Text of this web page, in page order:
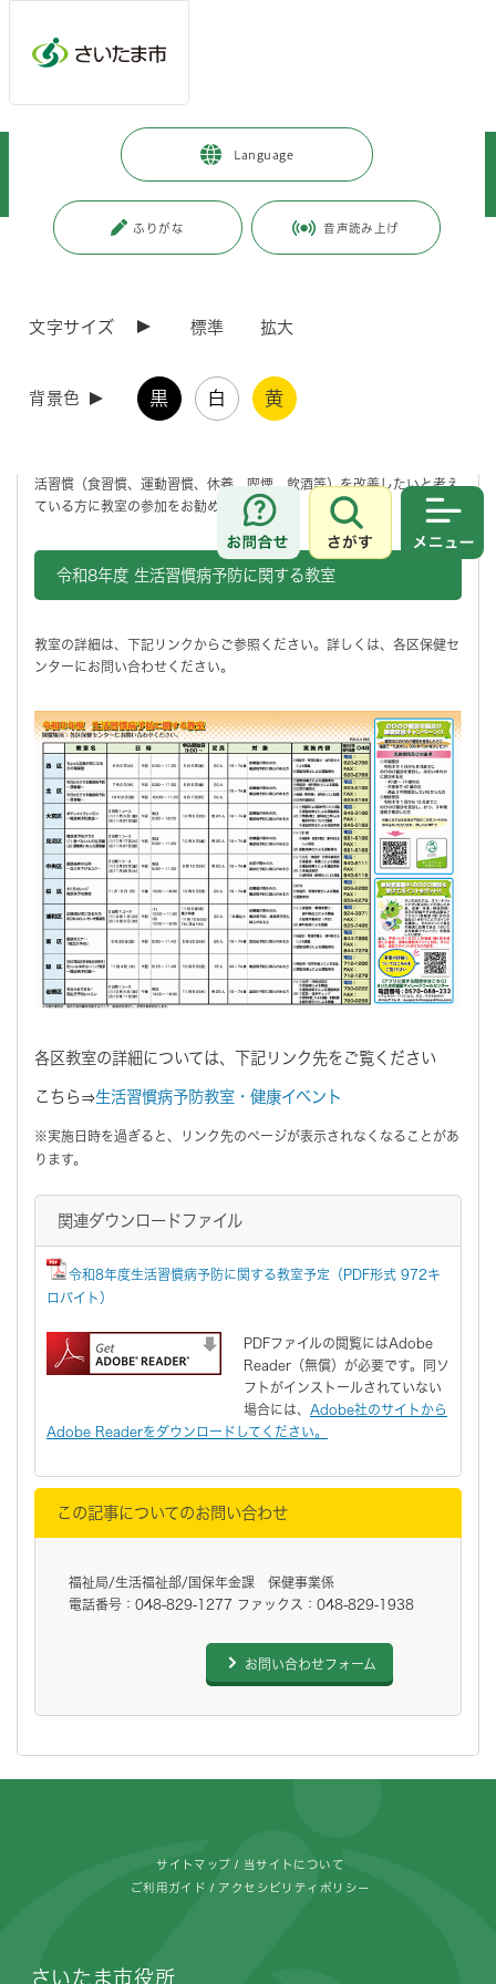
Language
ふりがな 音声読み上げ
文字サイズ 標準 拡大
背景色 黒 白 黄
お問合せ
さがす
暮らし・手続き > 保険・年金・税金
のびのび健診（特定健康診査）・特定保健指導
更新日付：2026年4月20日 / ページ番号：C089625
施しています
ご自身の生活習慣を見直しませんか？
活習慣（食習慣、運動習慣、休養、喫煙、飲酒等）を改善したいと考え
ている方に教室の参加をお勧めします。
令和8年度 生活習慣病予防に関する教室
教室の詳細は、下記リンクからご参照ください。詳しくは、各区保健セ
ンターにお問い合わせください。
各区教室の詳細については、下記リンク先をご覧ください
こちら⇒生活習慣病予防教室・健康イベント
※実施日時を過ぎると、リンク先のページが表示されなくなることがあ
ります。
関連ダウンロードファイル
令和8年度生活習慣病予防に関する教室予定（PDF形式 972キ
ロバイト）
PDFファイルの閲覧にはAdobe
Reader（無償）が必要です。同ソ
フトがインストールされていない
場合には、 Adobe社のサイトから
Adobe Readerをダウンロードしてください。
この記事についてのお問い合わせ
福祉局/生活福祉部/国保年金課 保健事業係
電話番号：048-829-1277 ファックス：048-829-1938
お問い合わせフォーム
サイトマップ 当サイトについて
ご利用ガイド アクセシビリティポリシー
さいたま市役所